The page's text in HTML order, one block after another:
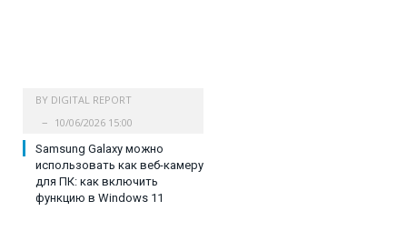
BY DIGITAL REPORT
10/06/2026 15:00
Samsung Galaxy можно
использовать как веб-камеру
для ПК: как включить
функцию в Windows 11